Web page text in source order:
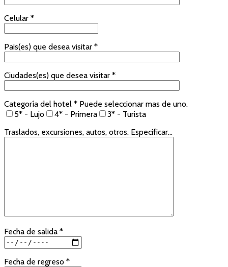
Celular *
Pais(es) que desea visitar *
Ciudades(es) que desea visitar *
Categoría del hotel * Puede seleccionar mas de uno.
5* - Lujo
4* - Primera
3* - Turista
Traslados, excursiones, autos, otros. Especificar...
Fecha de salida *
Fecha de regreso *